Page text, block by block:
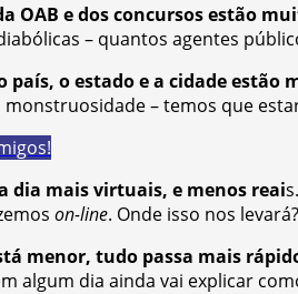
OAB e dos concursos estão
– quantos agentes
país, o estado e a cidade estão
– temos que
dia mais virtuais, e menos reai
on-line. Onde isso nos levará?
menor, tudo passa mais
algum dia ainda vai explicar